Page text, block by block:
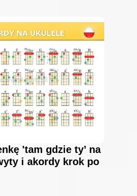
'tam gdzie ty’ na
i akordy krok po